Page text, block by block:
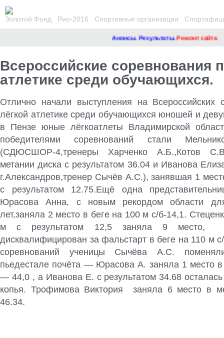
Золотой Фонд Рио-2016 Спортивные организации
Анонсы. Результаты.Ремонт сайта
Всероссийские соревнования
атлетике среди обучающихся.
Отлично начали выступления на Всероссийских
лёгкой атлетике среди обучающихся юношей и
в Пензе юные лёгкоатлеты Владимирской
победителями соревнований стали
(СДЮСШОР-4,тренеры Харченко А.Б.,Котов
метании диска с результатом 36.04 и Иванова
г.Александров,тренер Сычёв А.С.), занявшая 1
с результатом 12.75.Ещё одна
Юрасова Анна, с новым рекордом области
лет,заняла 2 место в беге на 100 м с/б-14,1.
м с результатом 12,5 заняла 9
дисквалифицирован за фальстарт в беге на 110 м
соревнований ученицы Сычёва А.С.
пьедестале почёта — Юрасова А. заняла 1 место
— 44,0 , а Иванова Е. с результатом 34.68
копья. Трофимова Виктория заняла 6 место в
46.34.